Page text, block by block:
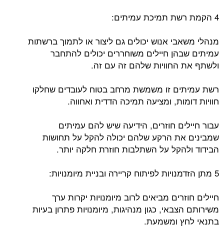
4 הקמת רשת תמיכת עמיתים:
מנהלי משאבי אנוש יכולים גם ליצור או לתמוך ברשתות
עמיתים שבהן חיילים משוחררים יכולים להתחבר
ולשתף את החוויות שלהם זה עם זה.
רשת עמיתים זו משמשת מרחב בטוח לעובדים שחלקו
חוויות דומות, ומציעה תמיכה הדדית ואחווה.
עבור חיילים חוזרים, הידיעה שיש להם עמיתים
שמבינים את הרקע שלהם יכולה להקל על תחושות
הבידוד ולהקל על השתלבות חוזרת חלקה יותר.
5 מתן הזדמנויות לפיתוח קריירה ובניית מיומנויות:
חיילים חוזרים מביאים לרוב מיומנויות יקרות ערך
משירותם הצבאי, כגון מנהיגות, מיומנויות פתרון בעיות
בתנאי לחץ ומשמעת.